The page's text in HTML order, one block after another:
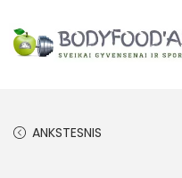
ANKSTESNIS